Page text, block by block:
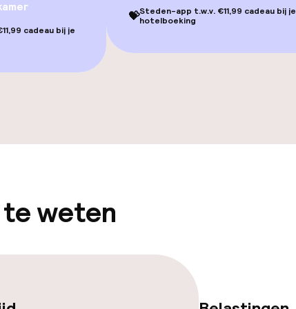
cadeau bij je
💝Steden-app t.w.v. €11,99 cadeau bij je
hotelboeking
te weten